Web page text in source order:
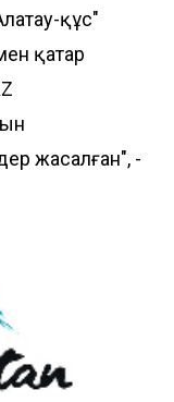
құс"
қатар
жасалған", -